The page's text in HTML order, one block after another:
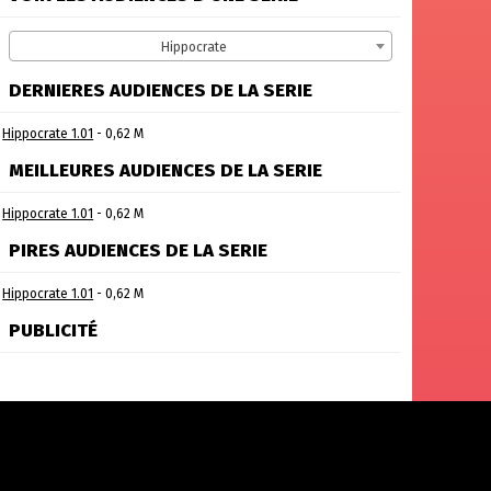
Hippocrate
DERNIERES AUDIENCES DE LA SERIE
Hippocrate 1.01 - 0,62 M
MEILLEURES AUDIENCES DE LA SERIE
Hippocrate 1.01 - 0,62 M
PIRES AUDIENCES DE LA SERIE
Hippocrate 1.01 - 0,62 M
PUBLICITÉ